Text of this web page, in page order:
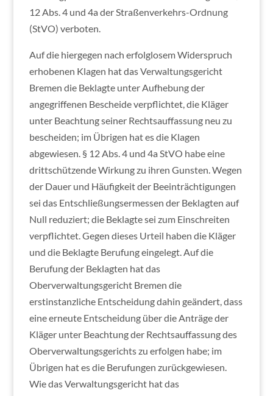
12 Abs. 4 und 4a der Straßenverkehrs-Ordnung
(StVO) verboten.
Auf die hiergegen nach erfolglosem Widerspruch
erhobenen Klagen hat das Verwaltungsgericht
Bremen die Beklagte unter Aufhebung der
angegriffenen Bescheide verpflichtet, die Kläger
unter Beachtung seiner Rechtsauffassung neu zu
bescheiden; im Übrigen hat es die Klagen
abgewiesen. § 12 Abs. 4 und 4a StVO habe eine
drittschützende Wirkung zu ihren Gunsten. Wegen
der Dauer und Häufigkeit der Beeinträchtigungen
sei das Entschließungsermessen der Beklagten auf
Null reduziert; die Beklagte sei zum Einschreiten
verpflichtet. Gegen dieses Urteil haben die Kläger
und die Beklagte Berufung eingelegt. Auf die
Berufung der Beklagten hat das
Oberverwaltungsgericht Bremen die
erstinstanzliche Entscheidung dahin geändert, dass
eine erneute Entscheidung über die Anträge der
Kläger unter Beachtung der Rechtsauffassung des
Oberverwaltungsgerichts zu erfolgen habe; im
Übrigen hat es die Berufungen zurückgewiesen.
Wie das Verwaltungsgericht hat das